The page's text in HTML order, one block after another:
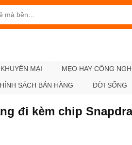
MẠI MẸO HAY CÔNG
SÁCH BÁN HÀNG ĐỜI SỐNG
đi kèm chip